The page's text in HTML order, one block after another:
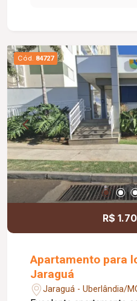
proporcionando conforto
Condomínio com
Excelente localização,
parque, supermercados,
academias, escolas e
Cód. 84727
R$
Apartamento para
Jaraguá
Jaraguá - Uberlândia/